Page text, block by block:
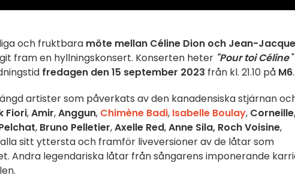
och fruktbara möte mellan Céline Dion och Jean-
fram en hyllningskonsert. Konserten heter "Pour toi Céline"
fredagen den 15 september 2023 från kl. 21.10 på M6.
artister som påverkats av den kanadensiska stjärnan
Fiori,Amir,Anggun, Chimène Badi, Isabelle Boulay, Corneille,
, Bruno Pelletier,Axelle Red,Anne Sila, Roch Voisine,
sitt yttersta och framför liveversioner av de låtar som
Andra legendariska låtar från sångarens imponerande